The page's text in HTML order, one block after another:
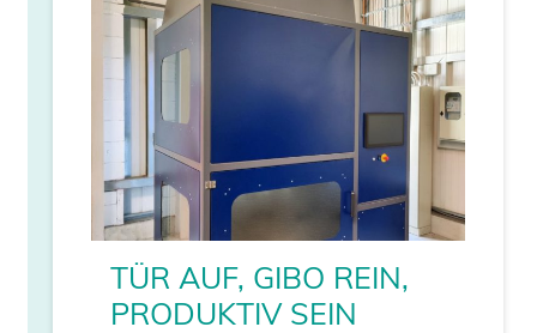
TÜR AUF, GIBO REIN,
PRODUKTIV SEIN